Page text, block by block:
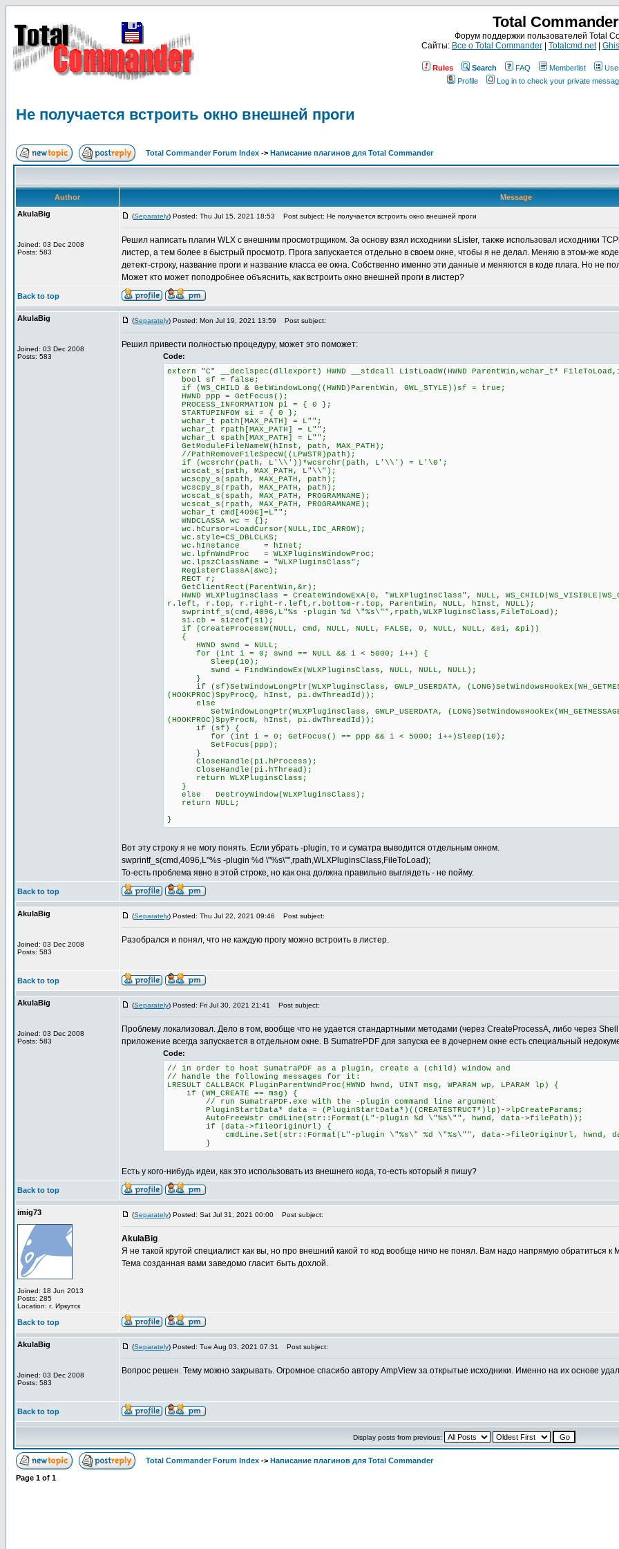
Total Commander
Форум поддержки пользователей Total
Сайты: Все о Total Commander Totalcmd.net|
Rules Search FAQ Memberlist
Profile
Log in to check your private
Не получается встроить окно внешней проги
Total Commander Forum Index -> Написание плагинов для Total Commander
Author
Message
AkulaBig
Joined: 03 Dec 2008
Posts: 583
(Separately) Posted: Thu Jul 15, 2021 18:53 Post subject: Не получается встроить окно внешней проги
Решил написать плагин WLX с внешним просмотрщиком. За основу взял исходники sLister, также использовал исходники
листер, а тем более в быстрый просмотр. Прога запускается отдельно в своем окне, чтобы я не делал. Меняю в этом-же
детект-строку, название проги и название класса ее окна. Собственно именно эти данные и меняются в коде плага. Но не
Может кто может поподробнее объяснить, как встроить окно внешней проги в листер?
Back to top
AkulaBig
Joined: 03 Dec 2008
Posts: 583
(Separately) Posted: Mon Jul 19, 2021 13:59 Post subject:
Решил привести полностью процедуру, может это поможет:
Code:
extern "C" __declspec(dllexport) HWND __stdcall ListLoadW(HWND ParentWin,wchar_t*
bool sf = false;
if (WS_CHILD & GetWindowLong((HWND)ParentWin, GWL_STYLE))sf = true;
HWND ppp = GetFocus();
PROCESS_INFORMATION pi = { 0 };
STARTUPINFOW si = { 0 };
wchar_t path[MAX_PATH] = L"";
wchar_t rpath[MAX_PATH] = L"";
wchar_t spath[MAX_PATH] = L"";
GetModuleFileNameW(hInst, path, MAX_PATH);
//PathRemoveFileSpecW((LPWSTR)path);
if (wcsrchr(path, L'\\'))*wcsrchr(path, L'\\') = L'\0';
wcscat_s(path, MAX_PATH, L"\\");
wcscpy_s(spath, MAX_PATH, path);
wcscpy_s(rpath, MAX_PATH, path);
wcscat_s(spath, MAX_PATH, PROGRAMNAME);
wcscat_s(rpath, MAX_PATH, PROGRAMNAME);
wchar_t cmd[4096]=L"";
WNDCLASSA wc = {};
wc.hCursor=LoadCursor(NULL,IDC_ARROW);
wc.style=CS_DBLCLKS;
wc.hInstance = hInst;
wc.lpfnWndProc = WLXPluginsWindowProc;
wc.lpszClassName = "WLXPluginsClass";
RegisterClassA(&wc);
RECT r;
GetClientRect(ParentWin,&r);
HWND WLXPluginsClass = CreateWindowExA(0, "WLXPluginsClass", NULL,
r.left, r.top, r.right-r.left,r.bottom-r.top, ParentWin, NULL, hInst, NULL);
swprintf_s(cmd,4096,L"%s -plugin %d \"%s\"",rpath,WLXPluginsClass,FileToLoad);
si.cb = sizeof(si);
if (CreateProcessW(NULL, cmd, NULL, NULL, FALSE, 0, NULL, NULL, &si, &pi))
{
HWND swnd = NULL;
for (int i = 0; swnd == NULL && i < 5000; i++) {
Sleep(10);
swnd = FindWindowEx(WLXPluginsClass, NULL, NULL, NULL);
}
if (sf)SetWindowLongPtr(WLXPluginsClass, GWLP_USERDATA,
(HOOKPROC)SpyProcQ, hInst, pi.dwThreadId));
else
SetWindowLongPtr(WLXPluginsClass, GWLP_USERDATA,
(HOOKPROC)SpyProcN, hInst, pi.dwThreadId));
if (sf) {
for (int i = 0; GetFocus() == ppp && i < 5000; i++)Sleep(10);
SetFocus(ppp);
}
CloseHandle(pi.hProcess);
CloseHandle(pi.hThread);
return WLXPluginsClass;
}
else DestroyWindow(WLXPluginsClass);
return NULL;
}
Вот эту строку я не могу понять. Если убрать -plugin, то и суматра выводится отдельным окном.
swprintf_s(cmd,4096,L"%s -plugin %d \"%s\"",rpath,WLXPluginsClass,FileToLoad);
То-есть проблема явно в этой строке, но как она должна правильно выглядеть - не пойму.
Back to top
AkulaBig
Joined: 03 Dec 2008
Posts: 583
(Separately) Posted: Thu Jul 22, 2021 09:46 Post subject:
Разобрался и понял, что не каждую прогу можно встроить в листер.
Back to top
AkulaBig
Joined: 03 Dec 2008
Posts: 583
(Separately) Posted: Fri Jul 30, 2021 21:41 Post subject:
Проблему локализовал. Дело в том, вообще что не удается стандартными методами (через CreateProcessA, либо через
приложение всегда запускается в отдельном окне. В SumatrePDF для запуска ее в дочернем окне есть специальный
Code:
// in order to host SumatraPDF as a plugin, create a (child) window and
// handle the following messages for it:
LRESULT CALLBACK PluginParentWndProc(HWND hwnd, UINT msg, WPARAM wp, LPARAM lp) {
if (WM_CREATE == msg) {
// run SumatraPDF.exe with the -plugin command line argument
PluginStartData* data = (PluginStartData*)((CREATESTRUCT*)lp)->lpCreateParams;
AutoFreeWstr cmdLine(str::Format(L"-plugin %d \"%s\"", hwnd, data->filePath));
if (data->fileOriginUrl) {
cmdLine.Set(str::Format(L"-plugin \"%s\" %d \"%s\"", data->fileOriginUrl, hwnd,
}
Есть у кого-нибудь идеи, как это использовать из внешнего кода, то-есть который я пишу?
Back to top
imig73
Joined: 18 Jun 2013
Posts: 285
Location: г. Иркутск
(Separately) Posted: Sat Jul 31, 2021 00:00 Post subject:
AkulaBig
Я не такой крутой специалист как вы, но про внешний какой то код вообще ничо не понял. Вам надо напрямую обратиться
Тема созданная вами заведомо гласит быть дохлой.
Back to top
AkulaBig
Joined: 03 Dec 2008
Posts: 583
(Separately) Posted: Tue Aug 03, 2021 07:31 Post subject:
Вопрос решен. Тему можно закрывать. Огромное спасибо автору AmpView за открытые исходники. Именно на их основе
Back to top
Display posts from previous:
Total Commander Forum Index -> Написание плагинов для Total Commander
Page 1 of 1